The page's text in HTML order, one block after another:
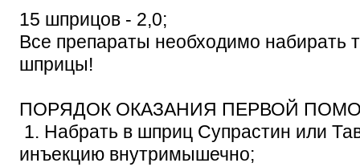
15 шприцов - 2,0;
Все препараты необходимо набирать
шприцы!
ПОРЯДОК ОКАЗАНИЯ ПЕРВОЙ
1. Набрать в шприц Супрастин или
инъекцию внутримышечно;